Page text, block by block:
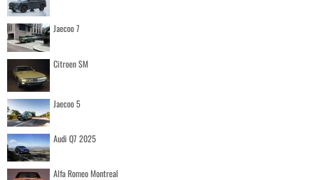
Jaecoo 7
Citroen SM
Jaecoo 5
Audi Q7 2025
Alfa Romeo Montreal